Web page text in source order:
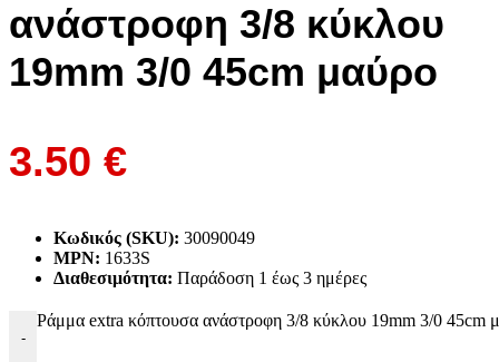
ανάστροφη 3/8 κύκλου
19mm 3/0 45cm μαύρο
3.50 €
Κωδικός (SKU): 30090049
MPN: 1633S
Διαθεσιμότητα: Παράδoση 1 έως 3 ημέρες
-
Ράμμα extra κόπτουσα ανάστροφη 3/8 κύκλου 19mm 3/0 45cm